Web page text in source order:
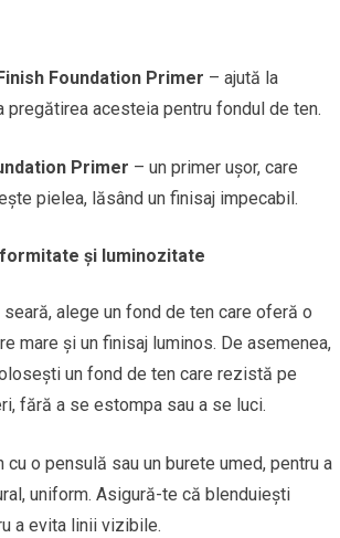
Foundation Primer – ajută la
pregătirea acesteia pentru fondul de ten.
Primer – un primer ușor, care
pielea, lăsând un finisaj impecabil.
și luminozitate
seară, alege un fond de ten care oferă o
mare și un finisaj luminos. De asemenea,
un fond de ten care rezistă pe
fără a se estompa sau a se luci.
o pensulă sau un burete umed, pentru a
uniform. Asigură-te că blenduiești
a evita linii vizibile.